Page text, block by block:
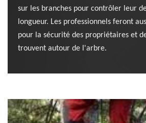
sur les branches pour contrôler leur
longueur. Les professionnels feront
pour la sécurité des propriétaires et
trouvent autour de l'arbre.